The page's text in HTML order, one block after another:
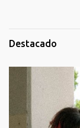
Destacado